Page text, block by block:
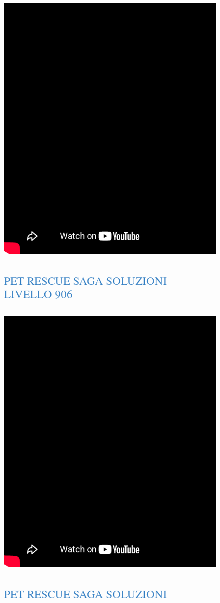
PET RESCUE SAGA SOLUZIONI
LIVELLO 906
PET RESCUE SAGA SOLUZIONI